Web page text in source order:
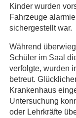
Kinder wurden
Fahrzeuge
sichergestellt war.
Während
Schüler im Saal
verfolgte, wurden
betreut.
Krankenhaus
Untersuchung
oder Lehrkräfte